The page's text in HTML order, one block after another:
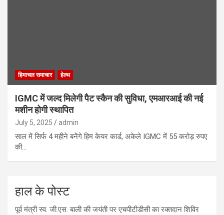
हिमाचल समाचार हेल्थ
IGMC में जल्द मिलेगी पैट स्कैन की सुविधा, एमआरआई की नई
मशीन होगी स्थापित
July 5, 2025 admin
साल में सिर्फ 4 महीने बनेंगे हिम केयर कार्ड, अकेले IGMC में 55 करोड़ रुपए
की…
हाल के पोस्ट
पूर्व मंत्री स्व. जी.एस. बाली की जयंती पर एचपीटीडीसी का रक्तदान शिविर